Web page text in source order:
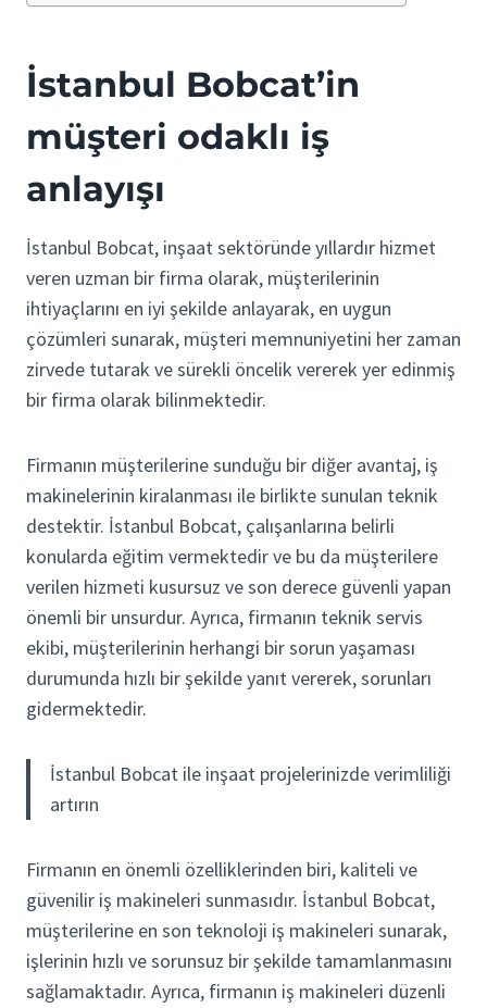
İstanbul Bobcat’in
müşteri odaklı iş
anlayışı
İstanbul Bobcat, inşaat sektöründe yıllardır hizmet
veren uzman bir firma olarak, müşterilerinin
ihtiyaçlarını en iyi şekilde anlayarak, en uygun
çözümleri sunarak, müşteri memnuniyetini her zaman
zirvede tutarak ve sürekli öncelik vererek yer edinmiş
bir firma olarak bilinmektedir.
Firmanın müşterilerine sunduğu bir diğer avantaj, iş
makinelerinin kiralanması ile birlikte sunulan teknik
destektir. İstanbul Bobcat, çalışanlarına belirli
konularda eğitim vermektedir ve bu da müşterilere
verilen hizmeti kusursuz ve son derece güvenli yapan
önemli bir unsurdur. Ayrıca, firmanın teknik servis
ekibi, müşterilerinin herhangi bir sorun yaşaması
durumunda hızlı bir şekilde yanıt vererek, sorunları
gidermektedir.
İstanbul Bobcat ile inşaat projelerinizde verimliliği
artırın
Firmanın en önemli özelliklerinden biri, kaliteli ve
güvenilir iş makineleri sunmasıdır. İstanbul Bobcat,
müşterilerine en son teknoloji iş makineleri sunarak,
işlerinin hızlı ve sorunsuz bir şekilde tamamlanmasını
sağlamaktadır. Ayrıca, firmanın iş makineleri düzenli